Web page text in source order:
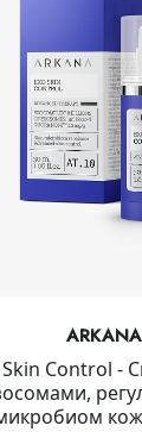
ARKANA
Skin Control -